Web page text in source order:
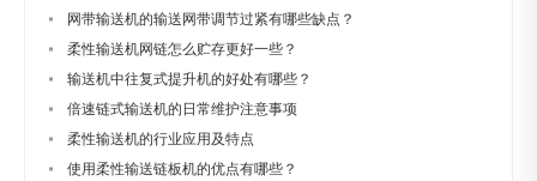
网带输送机的输送网带调节过紧有哪些缺点？
柔性输送机网链怎么贮存更好一些？
输送机中往复式提升机的好处有哪些？
倍速链式输送机的日常维护注意事项
柔性输送机的行业应用及特点
使用柔性输送链板机的优点有哪些？